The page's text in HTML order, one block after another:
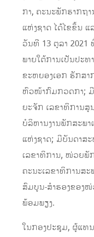
ກາ, ຄະນະພັກຮາກຖ
ແຫ່ງຊາດ ໄດ້ໄຂຂຶ້ນ
ວັນທີ 13 ຕຸລາ 2021
ພາຍໃຕ້ການເປັນປະທ
ຂະຫຍອງເອກ ຮັກສ
ຫົວໜ້າກົມກວດກາ;
ຍະຈັກ ເລຂາທິການສູ
ບໍລິຫານງານພັກສະພ
ແຫ່ງຊາດ; ມີບັນດາສ
ເລຂາທິການ, ໜ່ວຍ
ຄະນະ​ເລຂາທິການສ
ສົມບູນ-ສຳຮອງຂອງ
ພ້ອມພຽງ.
ໃນກອງປະຊຸມ, ຜູ້ແທ